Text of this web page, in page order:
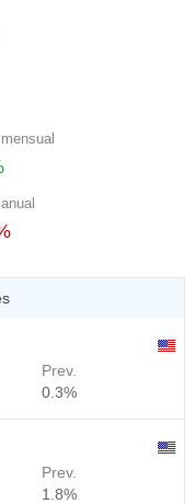
Prev.
0.3%
Prev.
1.8%